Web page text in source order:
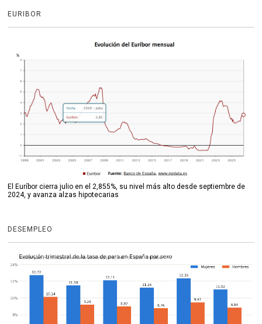
EURIBOR
El Euríbor cierra julio en el 2,855%, su nivel más alto desde septiembre de
2024, y avanza alzas hipotecarias
DESEMPLEO